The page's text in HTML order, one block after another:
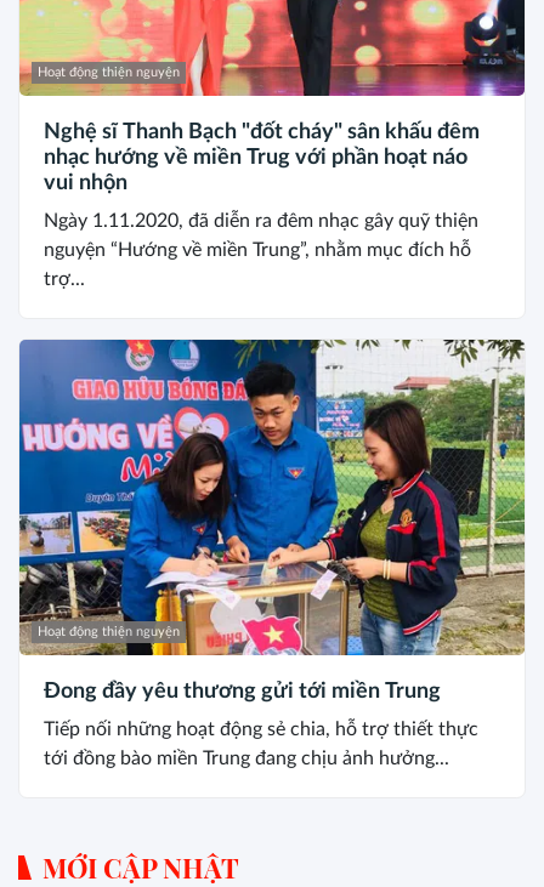
Hoạt động thiện nguyện
Nghệ sĩ Thanh Bạch "đốt cháy" sân khấu đêm
nhạc hướng về miền Trug với phần hoạt náo
vui nhộn
Ngày 1.11.2020, đã diễn ra đêm nhạc gây quỹ thiện
nguyện “Hướng về miền Trung”, nhằm mục đích hỗ
trợ...
Hoạt động thiện nguyện
Đong đầy yêu thương gửi tới miền Trung
Tiếp nối những hoạt động sẻ chia, hỗ trợ thiết thực
tới đồng bào miền Trung đang chịu ảnh hưởng...
MỚI CẬP NHẬT